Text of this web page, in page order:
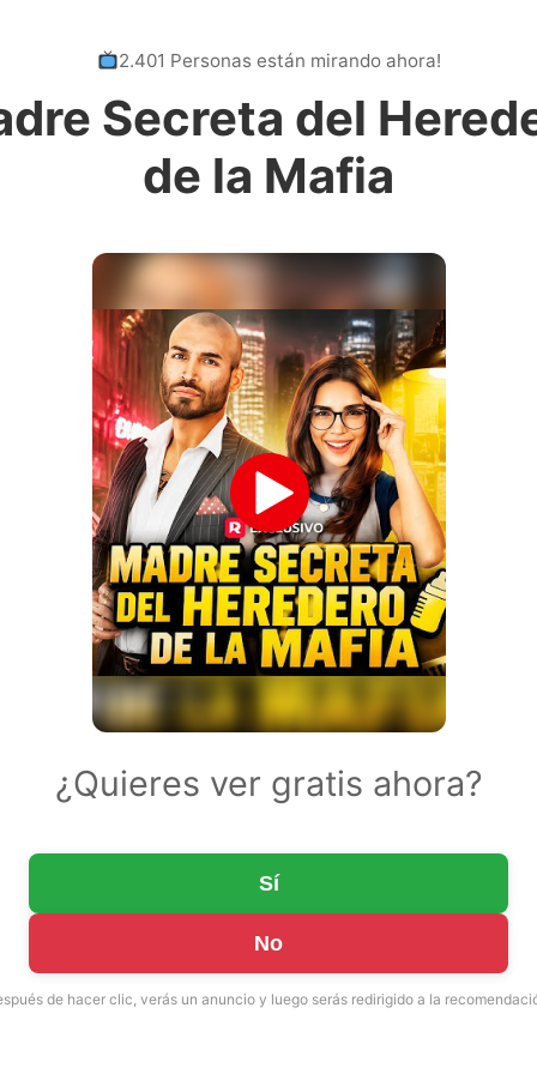
2.401 Personas están mirando ahora!
Secreta del
de la Mafia
¿Quieres ver gratis ahora?
Sí
No
de hacer clic, verás un anuncio y luego serás redirigido a la